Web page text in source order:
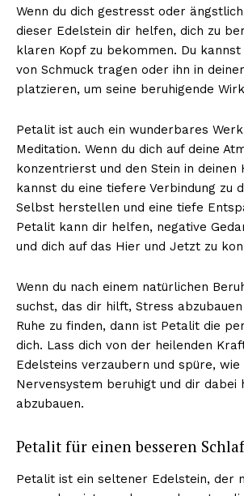
Wenn du dich gestresst oder
dieser Edelstein dir helfen, dich zu
klaren Kopf zu bekommen. Du
von Schmuck tragen oder ihn in
platzieren, um seine beruhigende
Petalit ist auch ein wunderbares
Meditation. Wenn du dich auf deine
konzentrierst und den Stein in deinen
kannst du eine tiefere Verbindung zu
Selbst herstellen und eine tiefe
Petalit kann dir helfen, negative
und dich auf das Hier und Jetzt zu
Wenn du nach einem natürlichen
suchst, das dir hilft, Stress
Ruhe zu finden, dann ist Petalit die
dich. Lass dich von der heilenden
Edelsteins verzaubern und spüre, wie
Nervensystem beruhigt und dir dabei
abzubauen.
Petalit für einen besseren Schlaf
Petalit ist ein seltener Edelstein, der